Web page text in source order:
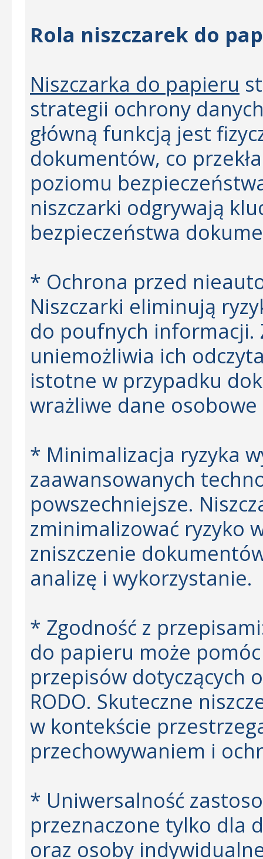
Rola niszczarek do
Niszczarka do papieru
strategii ochrony
główną funkcją jest
dokumentów, co
poziomu
niszczarki odgrywają
bezpieczeństwa
* Ochrona przed
Niszczarki eliminują
do poufnych informacji.
uniemożliwia ich
istotne w przypadku
wrażliwe dane
* Minimalizacja ryzyka
zaawansowanych
powszechniejsze.
zminimalizować ryzyko
zniszczenie
analizę i wykorzystanie.
* Zgodność z
do papieru może
przepisów dotyczących
RODO. Skuteczne
w kontekście
przechowywaniem i
* Uniwersalność
przeznaczone tylko dla
oraz osoby